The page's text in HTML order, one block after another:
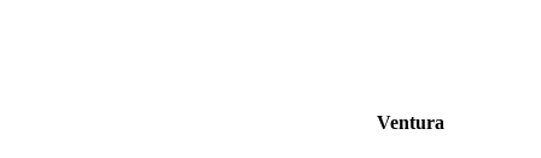
Ventura